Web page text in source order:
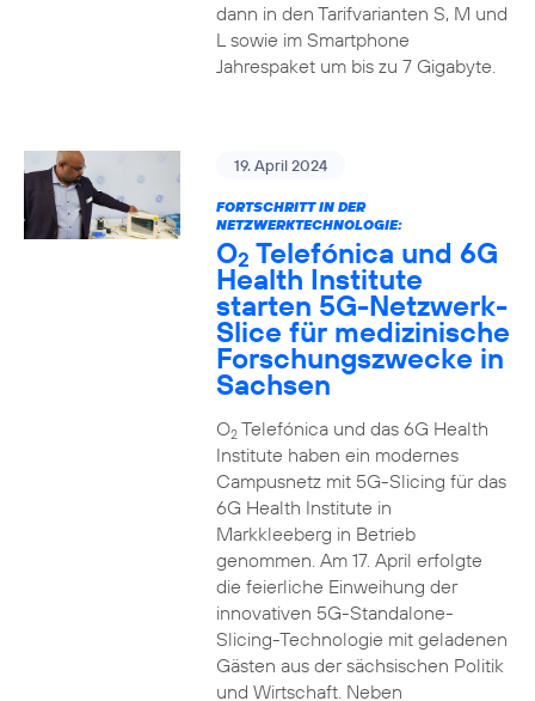
dann in den Tarifvarianten S, M und
L sowie im Smartphone
Jahrespaket um bis zu 7 Gigabyte.
19. April 2024
FORTSCHRITT IN DER
NETZWERKTECHNOLOGIE:
O2 Telefónica und 6G
Health Institute
starten 5G-Netzwerk-
Slice für medizinische
Forschungszwecke in
Sachsen
O2Telefónica und das 6G Health
Institute haben ein modernes
Campusnetz mit 5G-Slicing für das
6G Health Institute in
Markkleeberg in Betrieb
genommen. Am 17. April erfolgte
die feierliche Einweihung der
innovativen 5G-Standalone-
Slicing-Technologie mit geladenen
Gästen aus der sächsischen Politik
und Wirtschaft. Neben